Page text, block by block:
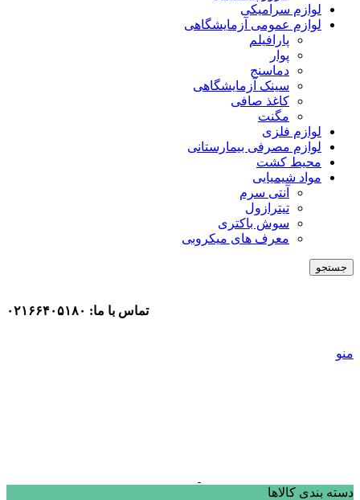
لوازم سرامیکی
لوازم عمومی آزمایشگاهی
پارافیلم
پوار
دماسنج
سینک آزمایشگاهی
کاغذ صافی
مگنت
لوازم فلزی
لوازم مصرفی بیمارستانی
محیط کشت
مواد شیمیایی
آنتی سرم
تیترازول
سوش باکتری
معرف های میکروبی
جستجو
تماس با ما: ۰۲۱۶۶۴۰۵۱۸۰
منو
دسته بندی کالاها